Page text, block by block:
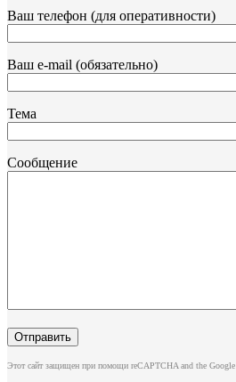
Ваш телефон (для оперативности)
Ваш e-mail (обязательно)
Тема
Сообщение
Этот сайт защищен при помощи reCAPTCHA and the Google